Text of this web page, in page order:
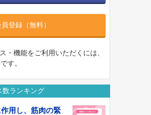
登録（無料）
・機能をご利用いただくには、
す。
ランキング
用し、筋肉の緊